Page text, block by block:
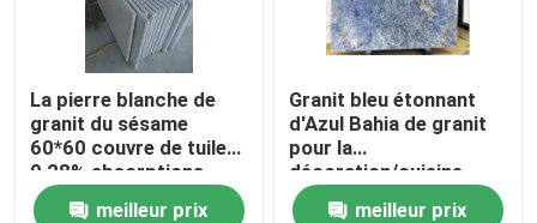
La pierre blanche de
granit du sésame
60*60 couvre de tuiles
0,28% absorptions
d'eau
meilleur prix
Granit bleu étonnant
d'Azul Bahia de granit
pour la
décoration/cuisine
supérieures d'hôtel
meilleur prix